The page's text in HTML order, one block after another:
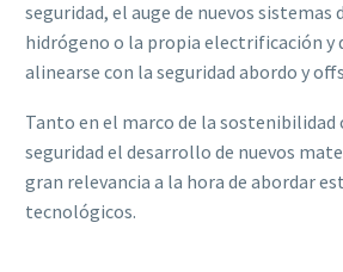
seguridad, el auge de nuevos
hidrógeno o la propia electrificación y
alinearse con la seguridad abordo y
Tanto en el marco de la sostenibilidad
seguridad el desarrollo de nuevos
gran relevancia a la hora de abordar
tecnológicos.